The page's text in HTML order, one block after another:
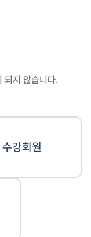
되지 않습니다.
수강회원